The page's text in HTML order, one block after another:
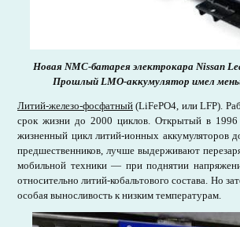
Новая NMC-батарея электрокара Nissan
Прошлый LMO-аккумулятор имел
Литий-железо-фосфатный (LiFePO4, или LFP).
срок жизни до 2000 циклов. Открытый в 1996
жизненный цикл литий-ионных аккумуляторов
предшественников, лучше выдерживают
мобильной техники — при поднятии
относительно литий-кобальтового состава. Но
особая выносливость к низким температурам.